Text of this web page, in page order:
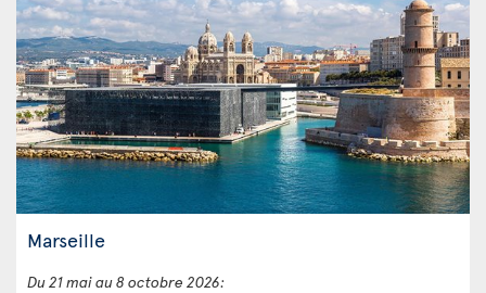
Marseille
Du 21 mai au 8 octobre 2026: